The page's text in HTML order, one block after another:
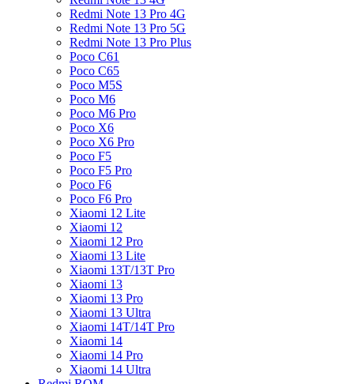
Redmi Note 13 Pro 4G
Redmi Note 13 Pro 5G
Redmi Note 13 Pro Plus
Poco C61
Poco C65
Poco M5S
Poco M6
Poco M6 Pro
Poco X6
Poco X6 Pro
Poco F5
Poco F5 Pro
Poco F6
Poco F6 Pro
Xiaomi 12 Lite
Xiaomi 12
Xiaomi 12 Pro
Xiaomi 13 Lite
Xiaomi 13T/13T Pro
Xiaomi 13
Xiaomi 13 Pro
Xiaomi 13 Ultra
Xiaomi 14T/14T Pro
Xiaomi 14
Xiaomi 14 Pro
Xiaomi 14 Ultra